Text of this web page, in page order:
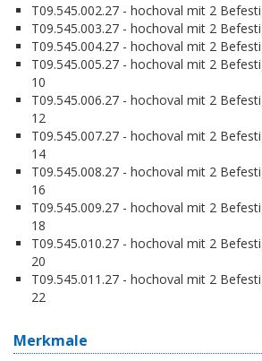
T09.545.002.27 - hochoval mit 2
T09.545.003.27 - hochoval mit 2
T09.545.004.27 - hochoval mit 2
T09.545.005.27 - hochoval mit 2
10
T09.545.006.27 - hochoval mit 2
12
T09.545.007.27 - hochoval mit 2
14
T09.545.008.27 - hochoval mit 2
16
T09.545.009.27 - hochoval mit 2
18
T09.545.010.27 - hochoval mit 2
20
T09.545.011.27 - hochoval mit 2
22
Merkmale